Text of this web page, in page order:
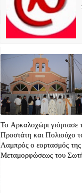
Το Αρκαλοχώρι γιόρτασε
Προστάτη και Πολιούχο
Λαμπρός ο εορτασμός της
Μεταμορφώσεως του